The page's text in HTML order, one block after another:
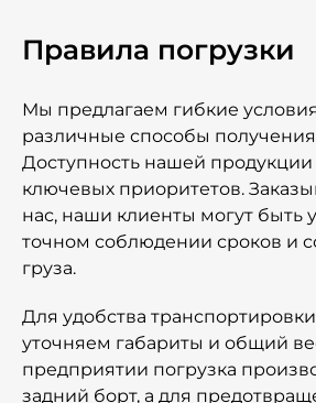
Правила погрузки
Мы предлагаем гибкие
различные способы получения
Доступность нашей продукции
ключевых приоритетов.
нас, наши клиенты могут быть
точном соблюдении сроков и
груза.
Для удобства
уточняем габариты и общий
предприятии погрузка
задний борт, а для